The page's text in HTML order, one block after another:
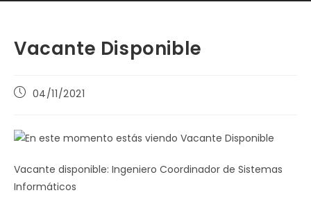
Vacante Disponible
Publicación
entrada:
04/11/2021
Vacante disponible: Ingeniero Coordinador de Sistemas
Informáticos